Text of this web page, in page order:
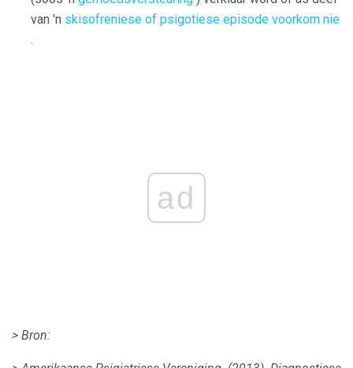
van 'n skisofreniese of psigotiese episode voorkom nie
.
ad
> Bron: